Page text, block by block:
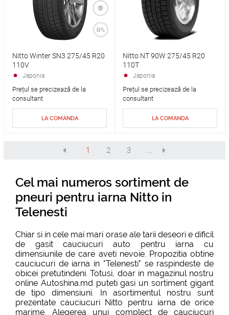
Nitto Winter SN3 275/45 R20
110V
Japonia
Prețul se precizează de la
consultant
LA COMANDA
Nitto NT 90W 275/45 R20
110T
Japonia
Prețul se precizează de la
consultant
LA COMANDA
1 2 3 ...
Cel mai numeros sortiment de
pneuri pentru iarna Nitto in
Telenesti
Chiar si in cele mai mari orase ale tarii deseori e dificil
de gasitcauciucuri auto pentru iarna cu
dimensiunile de care aveti nevoie. Propozitia obtine
cauciucuri de iarna in "Telenesti" se raspindeste de
obicei pretutindeni. Totusi, doar in magazinul nostru
online Autoshina.md puteti gasi un sortiment gigant
de tipo dimensiuni. In asortimentul nostru sunt
prezentate cauciucuri Nitto pentru iarna de orice
marime. Alegerea unui complect de cauciucuri